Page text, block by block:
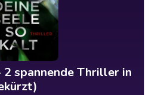
spannende Thriller in